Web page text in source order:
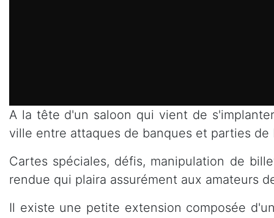
A la tête d'un saloon qui vient de
ville entre attaques de banques et parties
Cartes spéciales, défis, manipulation de
rendue qui plaira assurément aux amateurs
Il existe une petite extension composée